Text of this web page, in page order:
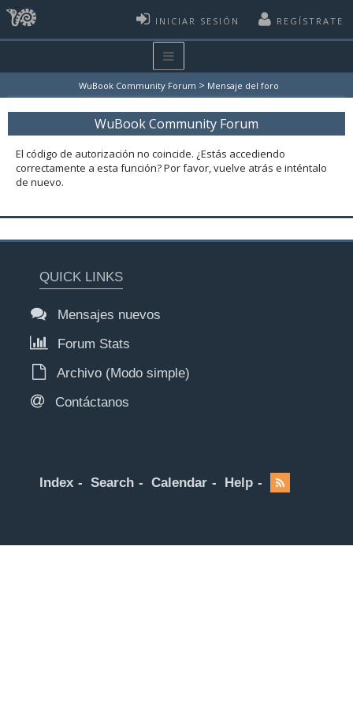
INICIAR SESIÓN REGÍSTRATE
WuBook Community Forum > Mensaje del foro
WuBook Community Forum
El código de autorización no coincide. ¿Estás accediendo
correctamente a esta función? Por favor, vuelve atrás e inténtalo
de nuevo.
QUICK LINKS
Mensajes nuevos
Forum Stats
Archivo (Modo simple)
Contáctanos
Index Search Calendar Help